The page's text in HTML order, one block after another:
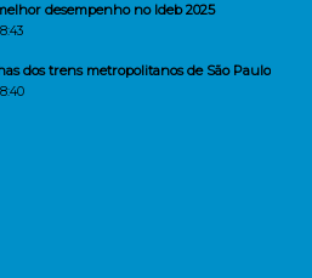
desempenho no Ideb 2025
dos trens metropolitanos de São Paulo